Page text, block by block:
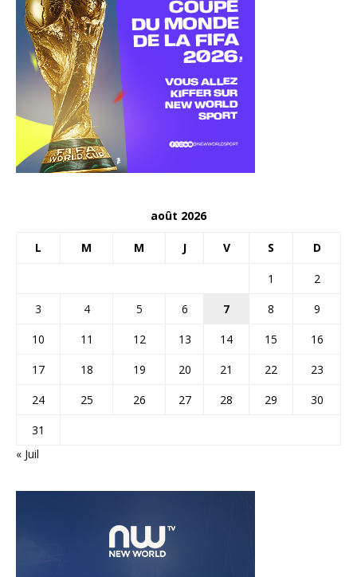
août 2026
L M M J V S D
1
2
3
4 5 6 7 8
9
10
11 12 13 14 15
16
17
18 19 20 21 22
23
24
25 26 27 28 29
30
31
« Juil